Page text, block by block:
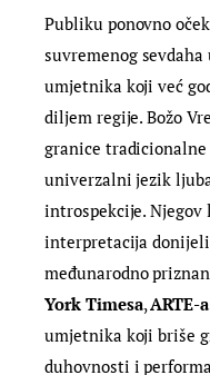
Publiku ponovno
suvremenog
umjetnika koji već
diljem regije. Božo
granice
univerzalni jezik
introspekcije.
interpretacija
međunarodno
York Timesa,ARTE-a
umjetnika koji briše
duhovnosti i